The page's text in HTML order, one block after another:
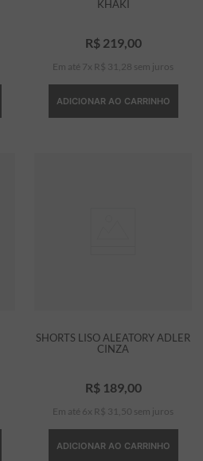
KHAKI
R$ 219, 00
Em até 7 x R$ 31 28 sem juros
ADICIONAR AO CARRINHO
SHORTS LISO ALEATORY ADLER
CINZA
R$ 189, 00
Em até 6 x R$ 31 50 sem juros
ADICIONAR AO CARRINHO